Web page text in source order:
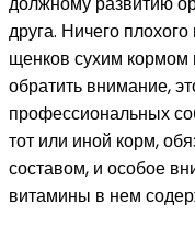
друга. Ничего
щенков сухим кормом
обратить внимание,
профессиональных
тот или иной корм,
составом, и особое
витамины в нем